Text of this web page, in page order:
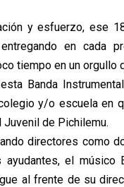
y esfuerzo, ese
en cada
tiempo en un orgullo
Banda
y/o escuela en
de Pichilemu.
directores como
el músico
al frente de su